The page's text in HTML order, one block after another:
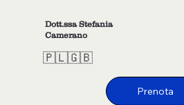
Dott.ssa Stefania
Camerano
🇵🇱​🇬🇧​